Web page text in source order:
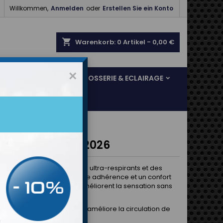
Willkommen, Anmelden oder Erstellen Sie ein Konto
shopping_cart Warenkorb: 0 Artikel - 0,00 €
& FREINAGE CARROSSERIE & ECLAIRAGE
OMP KS-3 MY2026
KS-3 combinent des tissus ultra-respirants et des
pour une meilleure adhérence et un confort
réduisent la fatigue et améliorent la sensation sans
la durabilité.
à texture grain de riz améliore la circulation de
AirFlow).
×